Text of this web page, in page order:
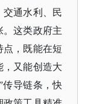
通水利、民
这类政府主
，既能在短
又能创造大
导链条，快